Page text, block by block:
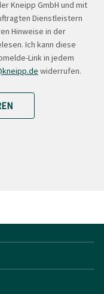
Kneipp GmbH und mit
Dienstleistern
Hinweise in der
Ich kann diese
Link in jedem
widerrufen.